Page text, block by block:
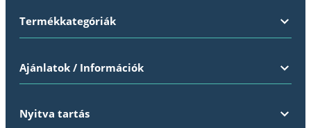
Termékkategóriák
Ajánlatok / Információk
Nyitva tartás